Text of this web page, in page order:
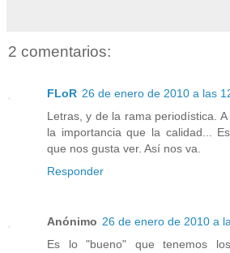
2 comentarios:
FLoR 26 de enero de 2010 a las
Letras, y de la rama periodística.
la importancia que la calidad...
que nos gusta ver. Así nos va.
Responder
Anónimo 26 de enero de 2010 a
Es lo "bueno" que tenemos